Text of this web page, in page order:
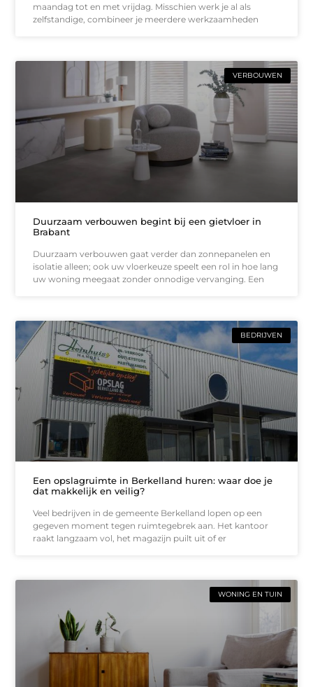
maandag tot en met vrijdag. Misschien werk je al als
zelfstandige, combineer je meerdere werkzaamheden
VERBOUWEN
Duurzaam verbouwen begint bij een gietvloer in
Brabant
Duurzaam verbouwen gaat verder dan zonnepanelen en
isolatie alleen; ook uw vloerkeuze speelt een rol in hoe lang
uw woning meegaat zonder onnodige vervanging. Een
BEDRIJVEN
Een opslagruimte in Berkelland huren: waar doe je
dat makkelijk en veilig?
Veel bedrijven in de gemeente Berkelland lopen op een
gegeven moment tegen ruimtegebrek aan. Het kantoor
raakt langzaam vol, het magazijn puilt uit of er
WONING EN TUIN